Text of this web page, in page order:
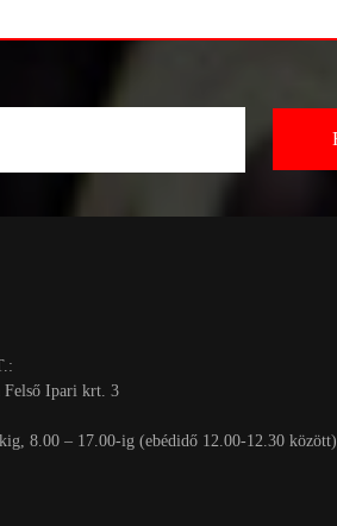
Felső Ipari krt. 3
8.00 – 17.00-ig (ebédidő 12.00-12.30 között)